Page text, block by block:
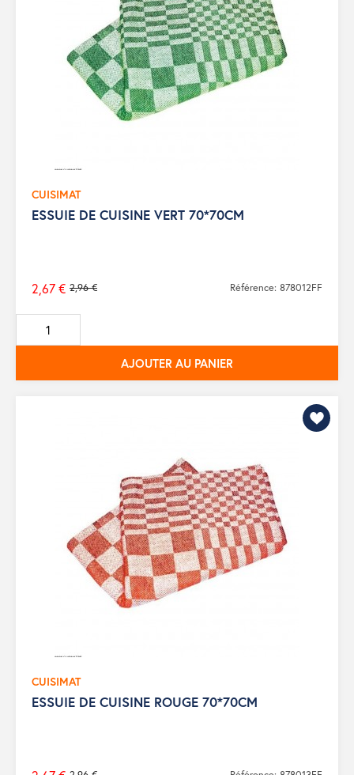
CUISIMAT
ESSUIE DE CUISINE VERT 70*70CM
Prix
de
base
2,96 €
2,67 € Référence: 878012FF
AJOUTER AU PANIER
CUISIMAT
ESSUIE DE CUISINE ROUGE 70*70CM